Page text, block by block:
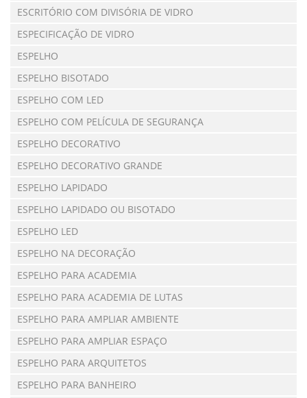
ESCRITÓRIO COM DIVISÓRIA DE VIDRO
ESPECIFICAÇÃO DE VIDRO
ESPELHO
ESPELHO BISOTADO
ESPELHO COM LED
ESPELHO COM PELÍCULA DE SEGURANÇA
ESPELHO DECORATIVO
ESPELHO DECORATIVO GRANDE
ESPELHO LAPIDADO
ESPELHO LAPIDADO OU BISOTADO
ESPELHO LED
ESPELHO NA DECORAÇÃO
ESPELHO PARA ACADEMIA
ESPELHO PARA ACADEMIA DE LUTAS
ESPELHO PARA AMPLIAR AMBIENTE
ESPELHO PARA AMPLIAR ESPAÇO
ESPELHO PARA ARQUITETOS
ESPELHO PARA BANHEIRO